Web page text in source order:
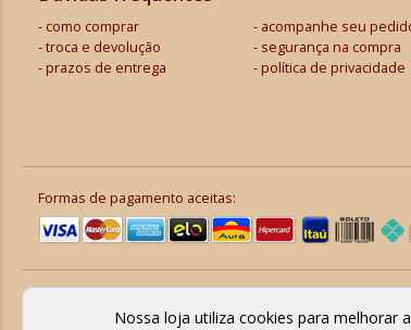
como comprar
acompanhe seu
troca e devolução
segurança na compra
prazos de entrega
política de privacidade
Formas de pagamento aceitas:
Nossa loja utiliza cookies para melhorar